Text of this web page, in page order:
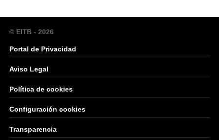
© EITB - 2026
Portal de Privacidad
Aviso Legal
Política de cookies
Configuración cookies
Transparencia